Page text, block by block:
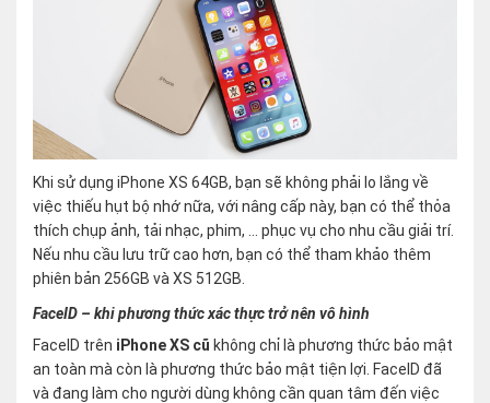
Khi sử dụng iPhone XS 64GB, bạn sẽ không phải lo lắng về
việc thiếu hụt bộ nhớ nữa, với nâng cấp này, bạn có thể thỏa
thích chụp ảnh, tải nhạc, phim, … phục vụ cho nhu cầu giải trí.
Nếu nhu cầu lưu trữ cao hơn, bạn có thể tham khảo thêm
phiên bản 256GB và XS 512GB.
FaceID – khi phương thức xác thực trở nên vô hình
FaceID trên iPhone XS cũ không chỉ là phương thức bảo mật
an toàn mà còn là phương thức bảo mật tiện lợi. FaceID đã
và đang làm cho người dùng không cần quan tâm đến việc